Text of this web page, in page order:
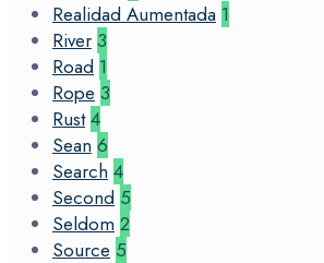
Realidad Aumentada 1
River 3
Road 1
Rope 3
Rust 4
Sean 6
Search 4
Second 5
Seldom 2
Source 5